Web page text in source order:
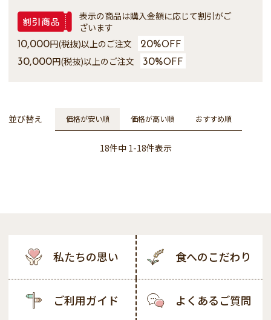
表示の商品は購入金額に応じて割引がご
ざいます
10,000円(税抜)以上のご注文 20%OFF
30,000円(税抜)以上のご注文 30%OFF
並び替え 価格が安い順 価格が高い順 おすすめ順
18件中 1-18件表示
私たちの思い 食へのこだわり
ご利用ガイド よくあるご質問